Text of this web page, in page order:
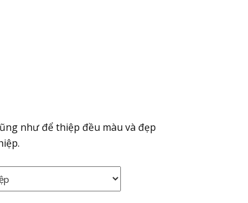
như để thiệp đều màu và đẹp